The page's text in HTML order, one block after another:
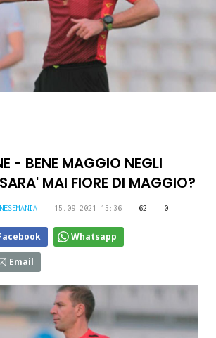
- BENE MAGGIO NEGLI
MAI FIORE DI MAGGIO?
15.09.2021 15:36 62 0
Whatsapp
Email